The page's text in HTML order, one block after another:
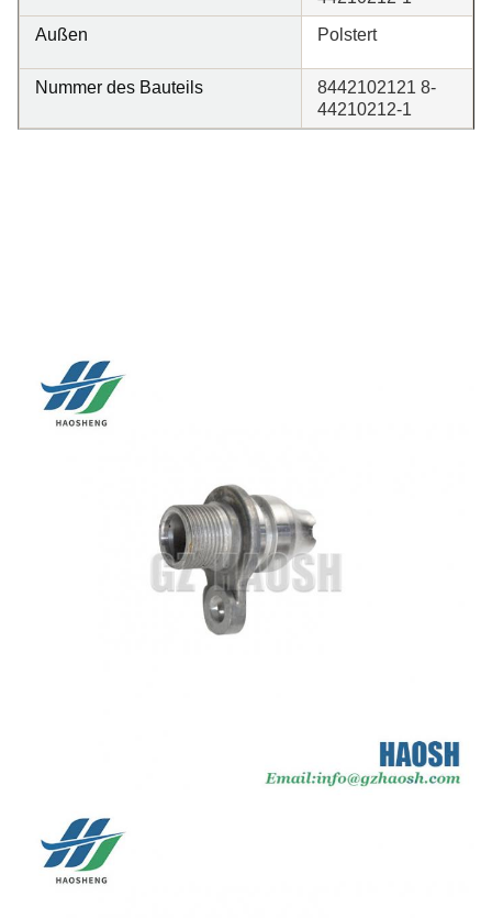
Außen
Polstert
Nummer des Bauteils
8442102121 8-
44210212-1